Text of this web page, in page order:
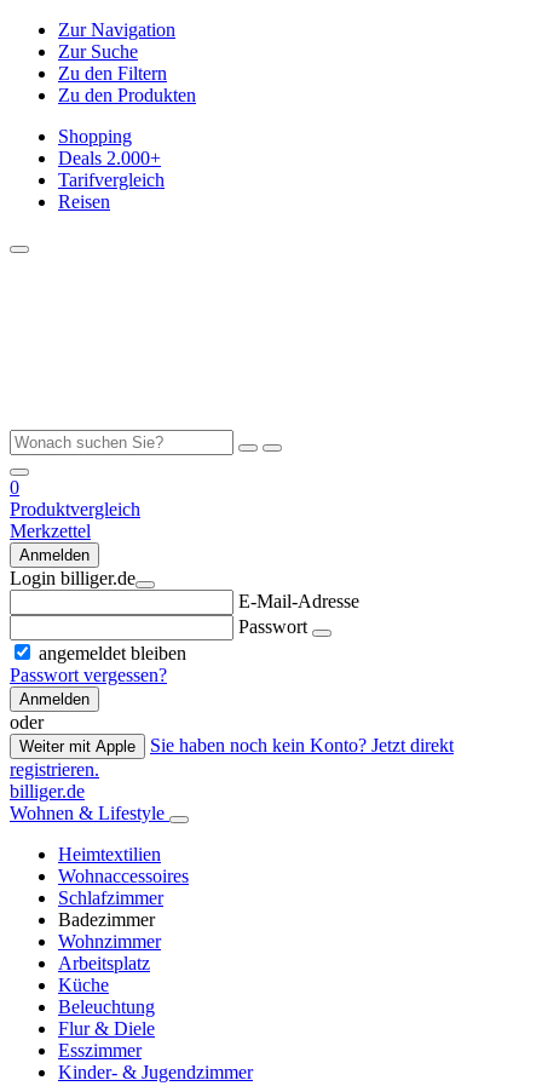
Zur Navigation
Zur Suche
Zu den Filtern
Zu den Produkten
Shopping
Deals 2.000+
Tarifvergleich
Reisen
0
Produktvergleich
Merkzettel
Anmelden
Login billiger.de
E-Mail-Adresse
Passwort
angemeldet bleiben
Passwort vergessen?
Anmelden
oder
Weiter mit Apple
Sie haben noch kein Konto? Jetzt direkt
registrieren.
billiger.de
Wohnen & Lifestyle
Heimtextilien
Wohnaccessoires
Schlafzimmer
Badezimmer
Wohnzimmer
Arbeitsplatz
Küche
Beleuchtung
Flur & Diele
Esszimmer
Kinder- & Jugendzimmer